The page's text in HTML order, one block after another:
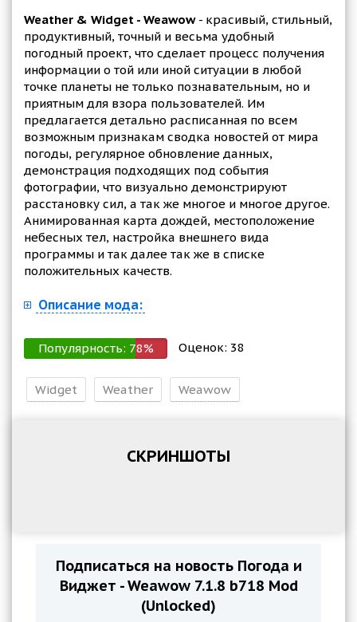
Weather & Widget - Weawow- красивый, стильный,
продуктивный, точный и весьма удобный
погодный проект, что сделает процесс получения
информации о той или иной ситуации в любой
точке планеты не только познавательным, но и
приятным для взора пользователей. Им
предлагается детально расписанная по всем
возможным признакам сводка новостей от мира
погоды, регулярное обновление данных,
демонстрация подходящих под события
фотографии, что визуально демонстрируют
расстановку сил, а так же многое и многое другое.
Анимированная карта дождей, местоположение
небесных тел, настройка внешнего вида
программы и так далее так же в списке
положительных качеств.
Описание мода:
Популярность: 78% Оценок: 38
Widget Weather Weawow
СКРИНШОТЫ
Подписаться на новость Погода и
Виджет - Weawow 7.1.8 b718 Mod
(Unlocked)